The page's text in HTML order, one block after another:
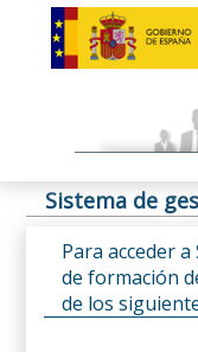
Sistema de
Para acceder
de formación
de los